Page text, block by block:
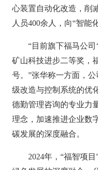
心装置自动化改造，削
人员400余人，向“智能
“目前旗下福马公司
矿山科技进步二等奖，
号。”张华称一方面，
级改造与控制系统的优
德勤管理咨询的专业力
理念，加速推进企业数
碳发展的深度融合。
2024年，“福智项